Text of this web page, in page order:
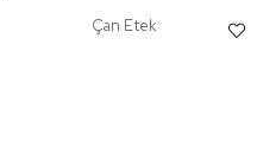
Çan Etek